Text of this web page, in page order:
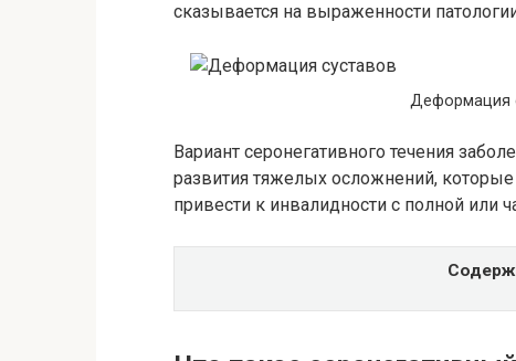
сказывается на выраженности
Деформация
Вариант серонегативного течения
развития тяжелых осложнений,
привести к инвалидности с полной или